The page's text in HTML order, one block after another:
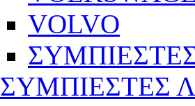
VOLVO
ΣΥΜΠΙΕΣΤΕΣ